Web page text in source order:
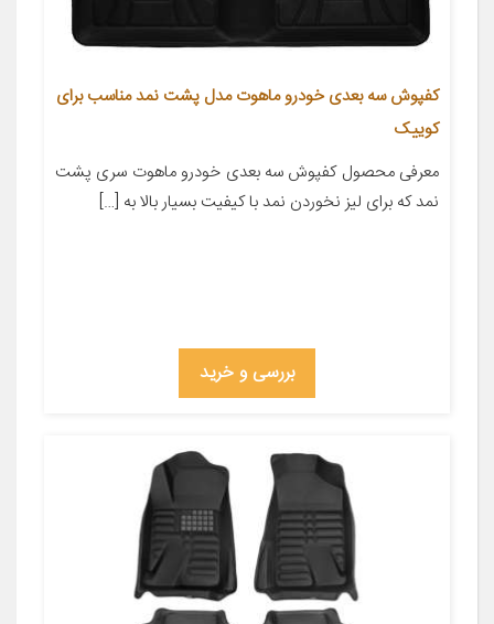
کفپوش سه بعدی خودرو ماهوت مدل پشت نمد مناسب برای
کوییک
معرفی محصول کفپوش سه بعدی خودرو ماهوت سری پشت
نمد که برای لیز نخوردن نمد با کیفیت بسیار بالا به […]
بررسی و خرید